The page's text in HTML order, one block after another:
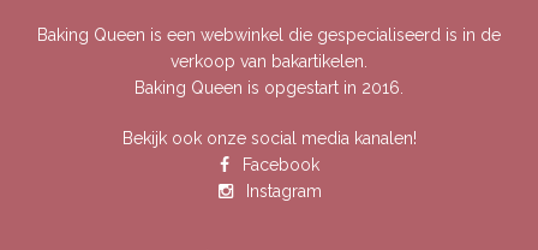
Baking Queen is een webwinkel die gespecialiseerd is in de
verkoop van bakartikelen.
Baking Queen is opgestart in 2016.
Bekijk ook onze social media kanalen!
Facebook
Instagram